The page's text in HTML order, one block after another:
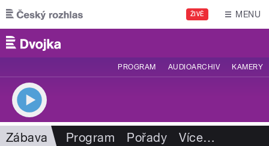
Přejít k hlavnímu obsahu
ŽIVĚ MENU
PROGRAM AUDIOARCHIV KAMERY
Zábava Program Pořady Více…